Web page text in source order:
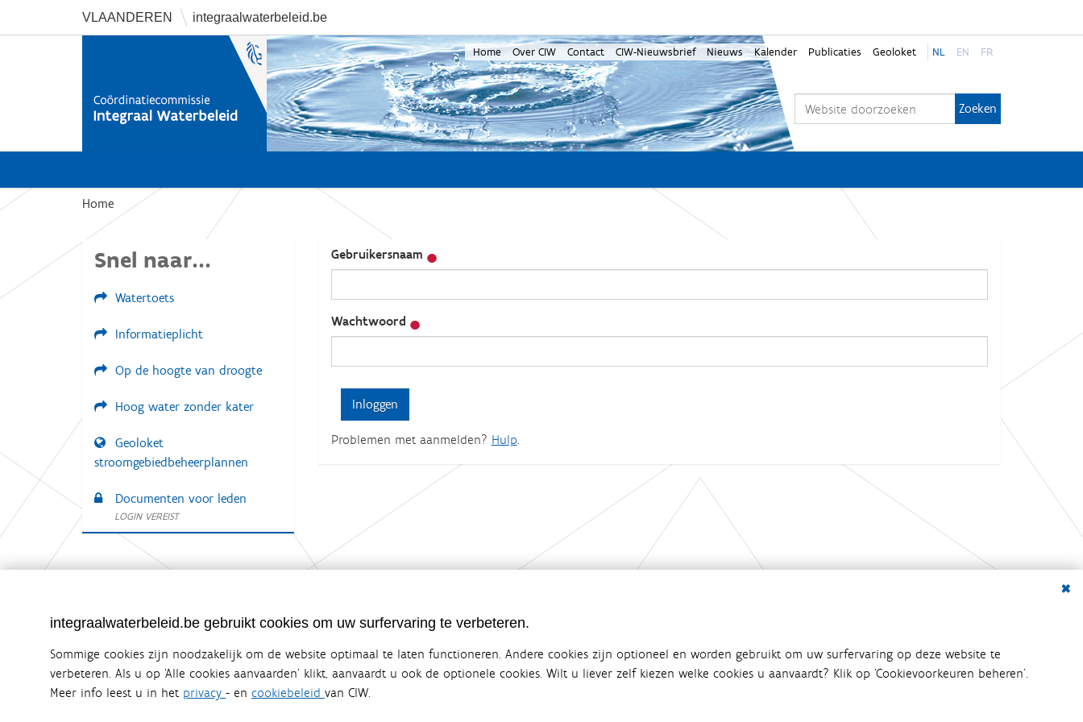
VLAANDEREN integraalwaterbeleid.be
Home Over CIW Contact CIW-Nieuwsbrief Nieuws Kalender Publicaties Geoloket NL EN FR
U
e
Home
Gebruikersnaam
Wachtwoord
Problemen met aanmelden? Hulp
Snel naar...
Watertoets
Informatieplicht
Op de hoogte van droogte
Hoog water zonder kater
Geoloket
stroomgebiedbeheerplannen
Documenten voor leden
LOGIN VEREIST
integraalwaterbeleid.be gebruikt cookies om uw surfervaring te verbeteren.
Sommige cookies zijn noodzakelijk om de website optimaal te laten functioneren. Andere cookies zijn optioneel en worden gebruikt om uw surfervaring op deze website te
verbeteren. Als u op ‘Alle cookies aanvaarden’ klikt, aanvaardt u ook de optionele cookies. Wilt u liever zelf kiezen welke cookies u aanvaardt? Klik op ‘Cookievoorkeuren beheren’.
Meer info leest u in het privacy - en cookiebeleid van CIW.
uitgegeven door Coördinatiecommissie Integraal Waterbeleid
De Coördinatiecommissie Integraal Waterbeleid (CIW) is een overlegplatform van de diverse beleidsdomeinen en bestuursniveaus die bij het waterbeleid betrokken
zijn. Ook waterbedrijven nemen deel aan het overleg. Deze samenwerking zorgt voor een gecoördineerde en geïntegreerde aanpak van het waterbeleid en
waterbeheer in Vlaanderen.